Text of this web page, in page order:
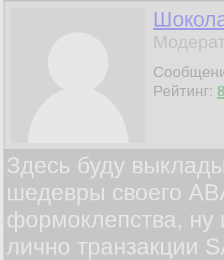
Рейтинг:
Здесь буду
шедевры своего
формоклепства,
лично транзакции